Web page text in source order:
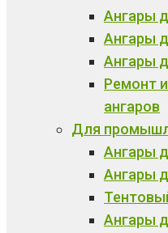
Ангары
Ангары
Ангары
Ремонт
ангаров
Для
Ангары
Ангары
Ангары